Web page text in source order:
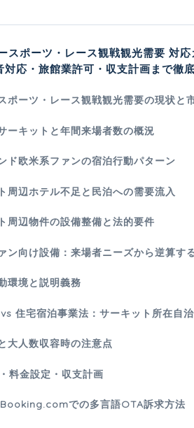
スポーツ・レース観戦観光需要 対
対応・旅館業許可・収支計画まで徹
ポーツ・レース観戦観光需要の現状と
ーキットと年間来場者数の概況
ド欧米系ファンの宿泊行動パターン
周辺ホテル不足と民泊への需要流入
周辺物件の設備整備と法的要件
ン向け設備：来場者ニーズから逆算す
環境と説明義務
住宅宿泊事業法：サーキット所在自
大人数収容時の注意点
料金設定・収支計画
での多言語OTA訴求方法